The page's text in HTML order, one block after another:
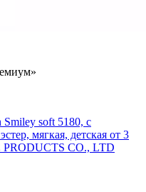
soft 5180, с
мягкая, детская от 3
PRODUCTS CO., LTD